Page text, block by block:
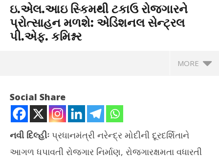
ઇ.એલ.આઇ સ્કિમથી ટકાઉ રોજગારને
પ્રોત્સાહન મળશે: એડિશનલ સેન્ટ્રલ
પી.એફ. કમિશ્નર
MORE
Social Share
નવી દિલ્હીઃ પ્રધાનમંત્રી નરેન્દ્ર મોદીની દૂરદર્શિતાને
આગળ ધપાવતી રોજગાર નિર્માણ, રોજગારક્ષમતા વધારતી